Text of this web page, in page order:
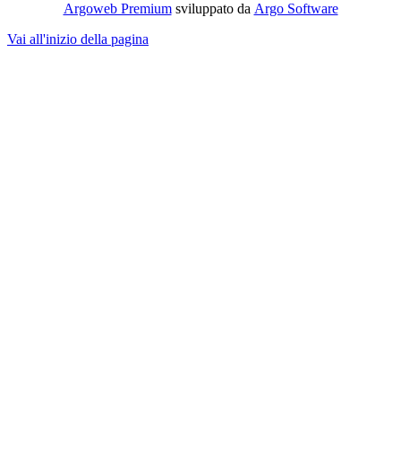
Argoweb Premiumsviluppato da Argo Software
Vai all'inizio della pagina